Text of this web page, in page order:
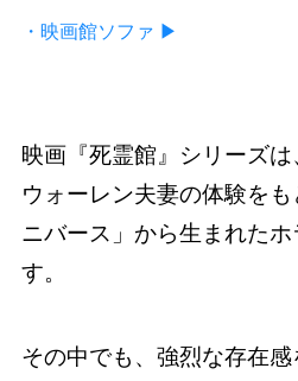
・映画館ソファ ▶
映画『死霊館』シリーズ
ウォーレン夫妻の体験を
ニバース」から生まれた
す。
その中でも、強烈な存在